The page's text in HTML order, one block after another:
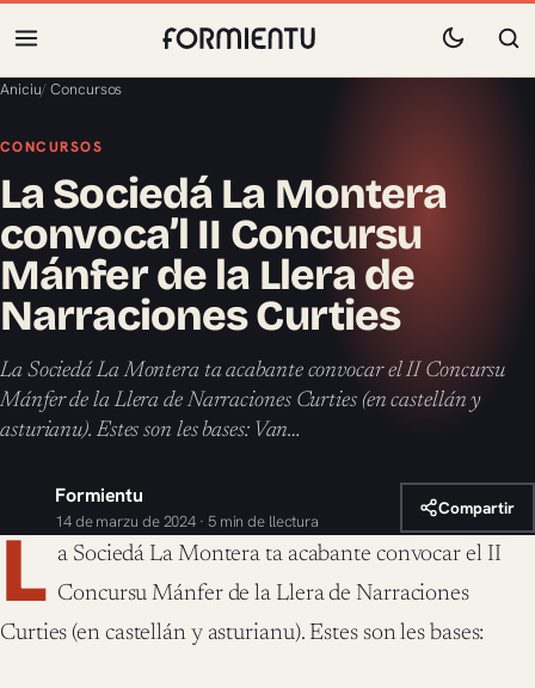
Aniciu/Concursos
CONCURSOS
La Sociedá La Montera
convoca’l II Concursu
Mánfer de la Llera de
Narraciones Curties
La Sociedá La Montera ta acabante convocar el II Concursu
Mánfer de la Llera de Narraciones Curties (en castellán y
asturianu). Estes son les bases: Van…
Formientu
14 de marzu de 2024 · 5 min de llectura
Compartir
L a Sociedá La Montera ta acabante convocar el II
Concursu Mánfer de la Llera de Narraciones
Curties (en castellán y asturianu). Estes son les bases: